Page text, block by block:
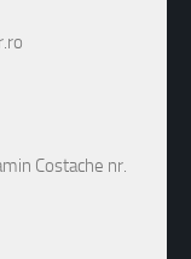
Costache nr.